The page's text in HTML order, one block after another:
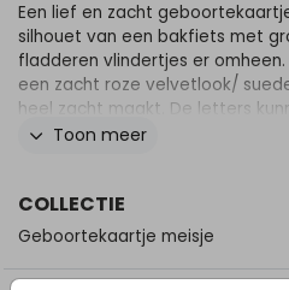
Een lief en zacht
silhouet van een bakfiets met
fladderen vlindertjes er
een zacht roze velvetlook/
heel zacht maakt. De letters
wat het kaartje extra speciaal
Toon meer
COLLECTIE
Geboortekaartje meisje